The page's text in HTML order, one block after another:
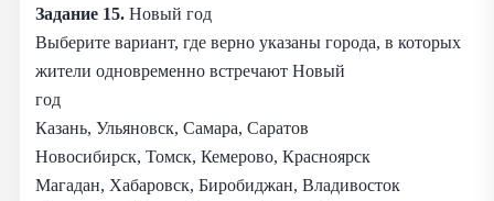
Задание 15. Новый год
Выберите вариант, где верно указаны города, в которых
жители одновременно встречают Новый
год
Казань, Ульяновск, Самара, Саратов
Новосибирск, Томск, Кемерово, Красноярск
Магадан, Хабаровск, Биробиджан, Владивосток